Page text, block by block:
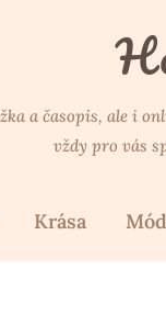
a časopis, ale i
vždy pro vás
Krása